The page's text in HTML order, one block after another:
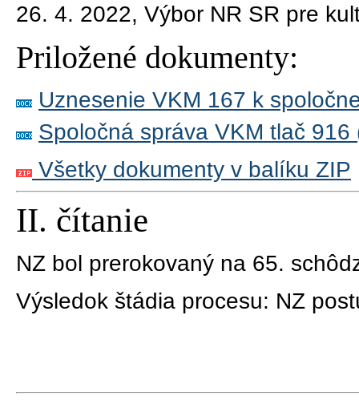
26. 4. 2022, Výbor NR SR pre
Priložené dokumenty:
Uznesenie VKM 167 k
Spoločná správa VKM tlač 916
Všetky dokumenty v balíku ZIP
II. čítanie
NZ bol prerokovaný na 65.
Výsledok štádia procesu: NZ